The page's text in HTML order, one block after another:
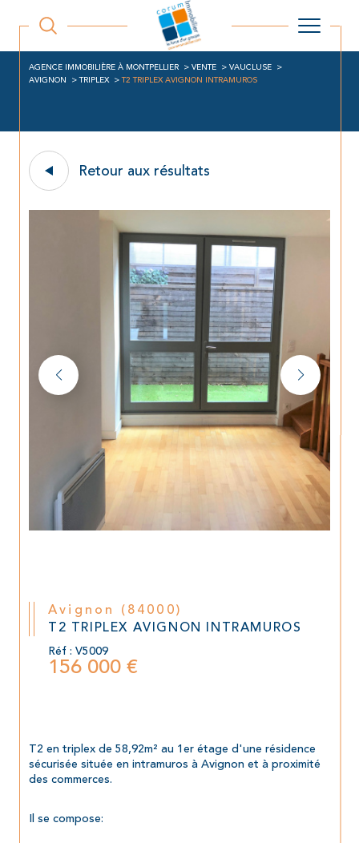
AGENCE IMMOBILIÈRE À MONTPELLIER VENTE
VAUCLUSE
AVIGNON
TRIPLEX T2 TRIPLEX AVIGNON INTRAMUROS
Retour aux résultats
Avignon (84000)
T2 TRIPLEX AVIGNON INTRAMUROS
Réf : V5009
156 000 €
T2 en triplex de 58,92m² au 1er étage d'une résidence
sécurisée située en intramuros à Avignon et à proximité
des commerces.
Il se compose: